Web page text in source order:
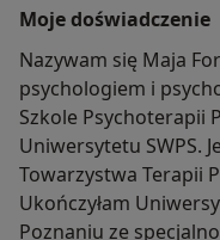
Moje doświadczenie
Nazywam się Maja
psychologiem i
Szkole Psychoterapii
Uniwersytetu SWPS.
Towarzystwa Terapii
Ukończyłam
Poznaniu ze